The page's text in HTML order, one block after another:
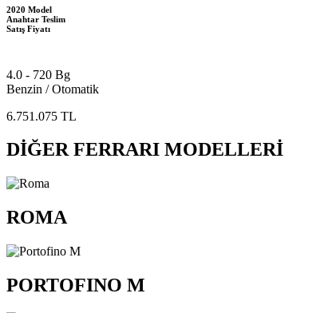
2020 Model
Anahtar Teslim
Satış Fiyatı
4.0 - 720 Bg
Benzin / Otomatik
6.751.075 TL
DİĞER FERRARI MODELLERİ
ROMA
PORTOFINO M